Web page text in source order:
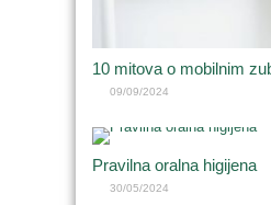
10 mitova o mobilnim
09/09/2024
Pravilna oralna higijena
30/05/2024